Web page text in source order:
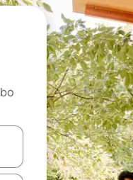
pomocou